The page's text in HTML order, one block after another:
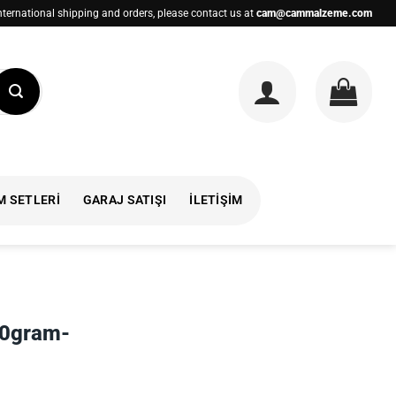
shipping and orders, please contact us at cam@cammalzeme.com
SETLERI GARAJ SATIŞI İLETIŞIM